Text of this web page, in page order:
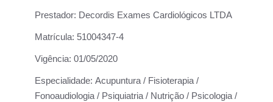
Prestador: Decordis Exames Cardiológicos LTDA
Matrícula: 51004347-4
Vigência: 01/05/2020
Especialidade: Acupuntura / Fisioterapia /
Fonoaudiologia / Psiquiatria / Nutrição / Psicologia /